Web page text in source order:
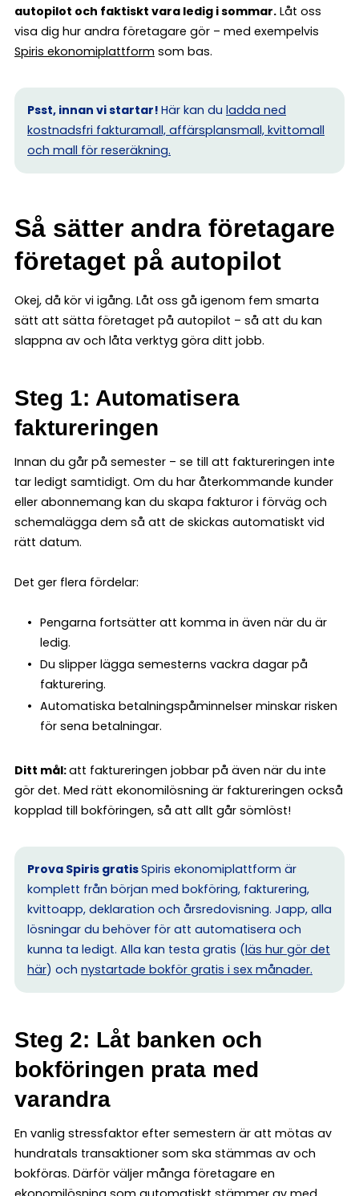
autopilot och faktiskt vara ledig i sommar. Låt oss
visa dig hur andra företagare gör – med exempelvis
Spiris ekonomiplattform som bas.
Psst, innan vi startar! Här kan du ladda ned
kostnadsfri fakturamall, affärsplansmall, kvittomall
och mall för reseräkning.
Så sätter andra företagare
företaget på autopilot
Okej, då kör vi igång. Låt oss gå igenom fem smarta
sätt att sätta företaget på autopilot – så att du kan
slappna av och låta verktyg göra ditt jobb.
Steg 1: Automatisera
faktureringen
Innan du går på semester – se till att faktureringen inte
tar ledigt samtidigt. Om du har återkommande kunder
eller abonnemang kan du skapa fakturor i förväg och
schemalägga dem så att de skickas automatiskt vid
rätt datum.
Det ger flera fördelar:
Pengarna fortsätter att komma in även när du är
ledig.
Du slipper lägga semesterns vackra dagar på
fakturering.
Automatiska betalningspåminnelser minskar risken
för sena betalningar.
Ditt mål:att faktureringen jobbar på även när du inte
gör det. Med rätt ekonomilösning är faktureringen också
kopplad till bokföringen, så att allt går sömlöst!
Prova Spiris gratisSpiris ekonomiplattform är
komplett från början med bokföring, fakturering,
kvittoapp, deklaration och årsredovisning. Japp, alla
lösningar du behöver för att automatisera och
kunna ta ledigt. Alla kan testa gratis (läs hur gör det
här) och nystartade bokför gratis i sex månader.
Steg 2: Låt banken och
bokföringen prata med
varandra
En vanlig stressfaktor efter semestern är att mötas av
hundratals transaktioner som ska stämmas av och
bokföras. Därför väljer många företagare en